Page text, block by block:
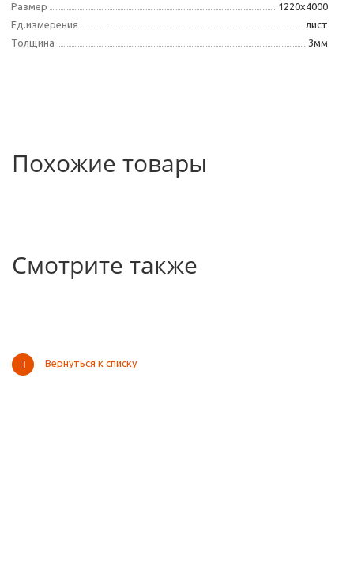
Размер
1220х4000
Ед.измерения
лист
Толщина
3мм
Похожие товары
Смотрите также
Вернуться к списку